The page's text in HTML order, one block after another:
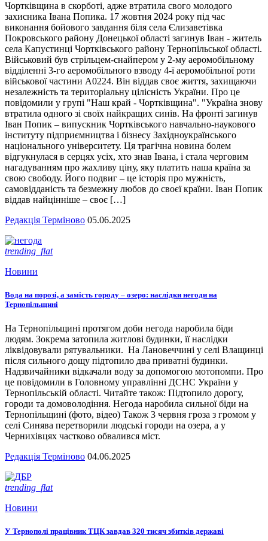
Чортківщина в скорботі, адже втратила свого молодого
захисника Івана Попика. 17 жовтня 2024 року під час
виконання бойового завдання біля села Єлизаветівка
Покровського району Донецької області загинув Іван - житель
села Капустинці Чортківського району Тернопільської області.
Військовий був стрільцем-снайпером у 2-му аеромобільному
відділенні 3-го аеромобільного взводу 4-ї аеромобільної роти
військової частини А0224. Він віддав своє життя, захищаючи
незалежність та територіальну цілісність України. Про це
повідомили у групі "Наш край - Чортківщина". "Україна знову
втратила одного зі своїх найкращих синів. На фронті загинув
Іван Попик – випускник Чортківського навчально-наукового
інституту підприємництва і бізнесу Західноукраїнського
національного університету. Ця трагічна новина болем
відгукнулася в серцях усіх, хто знав Івана, і стала черговим
нагадуванням про жахливу ціну, яку платить наша країна за
свою свободу. Його подвиг – це історія про мужність,
самовідданість та безмежну любов до своєї країни. Іван Попик
віддав найцінніше – своє […]
Редакція Терміново 05.06.2025
trending_flat
Новини
Вода на порозі, а замість городу – озеро: наслідки негоди на
Тернопільщині
На Тернопільщині протягом доби негода наробила біди
людям. Зокрема затопила житлові будинки, її наслідки
ліквідовували рятувальники. На Лановеччині у селі Влащинці
після сильного дощу підтопило два приватні будинки.
Надзвичайники відкачали воду за допомогою мотопомпи. Про
це повідомили в Головному управлінні ДСНС України у
Тернопільській області. Читайте також: Підтопило дорогу,
городи та домоволодіння. Негода наробила сильної біди на
Тернопільщині (фото, відео) Також 3 червня гроза з громом у
селі Синява перетворили людські городи на озера, а у
Чернихівцях частково обвалився міст.
Редакція Терміново 04.06.2025
trending_flat
Новини
У Тернополі працівник ТЦК завдав 320 тисяч збитків державі